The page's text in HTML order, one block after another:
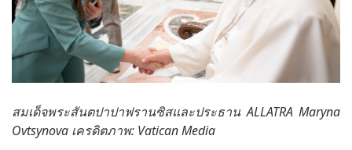
สมเด็จพระสันตปาปาฟรานซิสและประธาน ALLATRA Maryna
Ovtsynova เครดิตภาพ: Vatican Media